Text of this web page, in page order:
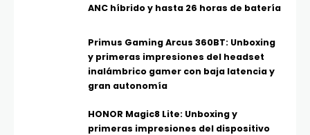
ANC híbrido y hasta 26 horas de batería
Primus Gaming Arcus 360BT: Unboxing
y primeras impresiones del headset
inalámbrico gamer con baja latencia y
gran autonomía
HONOR Magic8 Lite: Unboxing y
primeras impresiones del dispositivo